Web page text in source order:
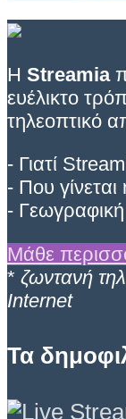
Η Streamia
ευέλικτο
τηλεοπτικό
- Γιατί
- Που
-
Μάθε
* ζωντανή
Internet
Τα